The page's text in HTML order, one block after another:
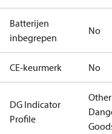
Batterijen
inbegrepen
No
CE-keurmerk No
DG Indicator
Profile
Other